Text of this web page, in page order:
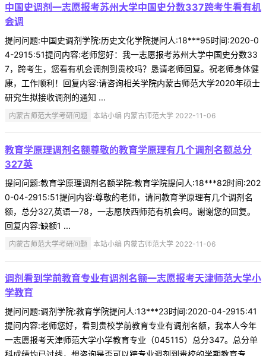
中国史调剂一志愿报考苏州大学中国史分数337跨考生看有机
会调
提问问题:中国史调剂学院:历史文化学院提问人:18***95时间:2020-0
4-2915:51提问内容:老师您好：我一志愿报考苏州大学中国史分数33
7，跨考生，您看有机会调剂到贵校吗？恳请老师回复。祝老师身体健
康，工作顺利！回复内容:请咨询相关学院内蒙古师范大学2020年硕士
研究生拟接收调剂的通知 ...
内蒙古师范大学考研问题 本站小编 内蒙古师范大学 2022-11-06
教育学原理调剂名额尊敬的教育学原理有几个调剂名额总分
327英
提问问题:教育学原理调剂名额学院:教育学院提问人:18***82时间:202
0-04-2915:51提问内容:尊敬的老师，请问教育学原理有几个调剂名
额，总分327,英语一78，一志愿陕西师范有机会吗。谢谢您的回复。
回复内容:缺额1 ...
内蒙古师范大学考研问题 本站小编 内蒙古师范大学 2022-11-06
调剂看到学前教育专业有调剂名额一志愿报考天津师范大学小
学教育
提问问题:调剂学院:教育学院提问人:13***23时间:2020-04-2915:41
提问内容:老师您好，看到贵校学前教育专业有调剂名额，我本人今年
一志愿报考天津师范大学小学教育专业（045115）总分347。总分单
科成绩均已过线，想咨询是否可以跨专业调剂到贵校的学期教育专